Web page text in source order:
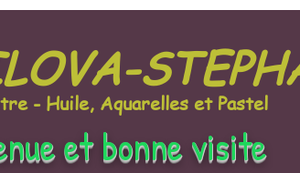
- Huile, Aquarelles et Pastel
et bonne visite